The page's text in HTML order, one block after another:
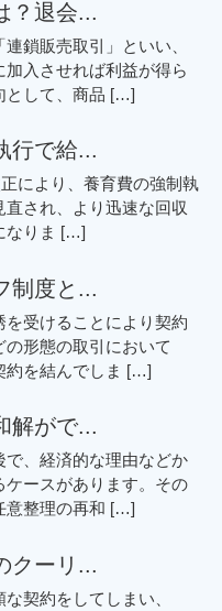
？退会...
鎖販売取引」といい、
入させれば利益が得ら
として、商品 […]
行で給...
により、養育費の強制執
され、より迅速な回収
なりま […]
制度と...
受けることにより契約
の形態の取引において
約を結んでしま […]
解がで...
で、経済的な理由などか
ケースがあります。その
意整理の再和 […]
クーリ...
契約をしてしまい、